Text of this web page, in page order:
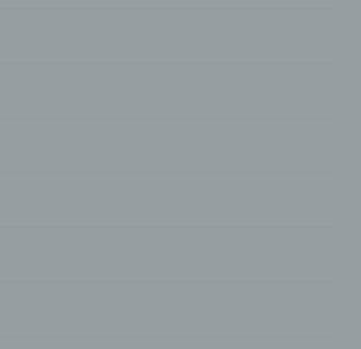
der Daten gewährleisten.
personenbezogener Daten
Daten werden, neben den
für die folgenden Zwecke auf
Ausführung, Pflege,
eines effektiven Kundendienstes